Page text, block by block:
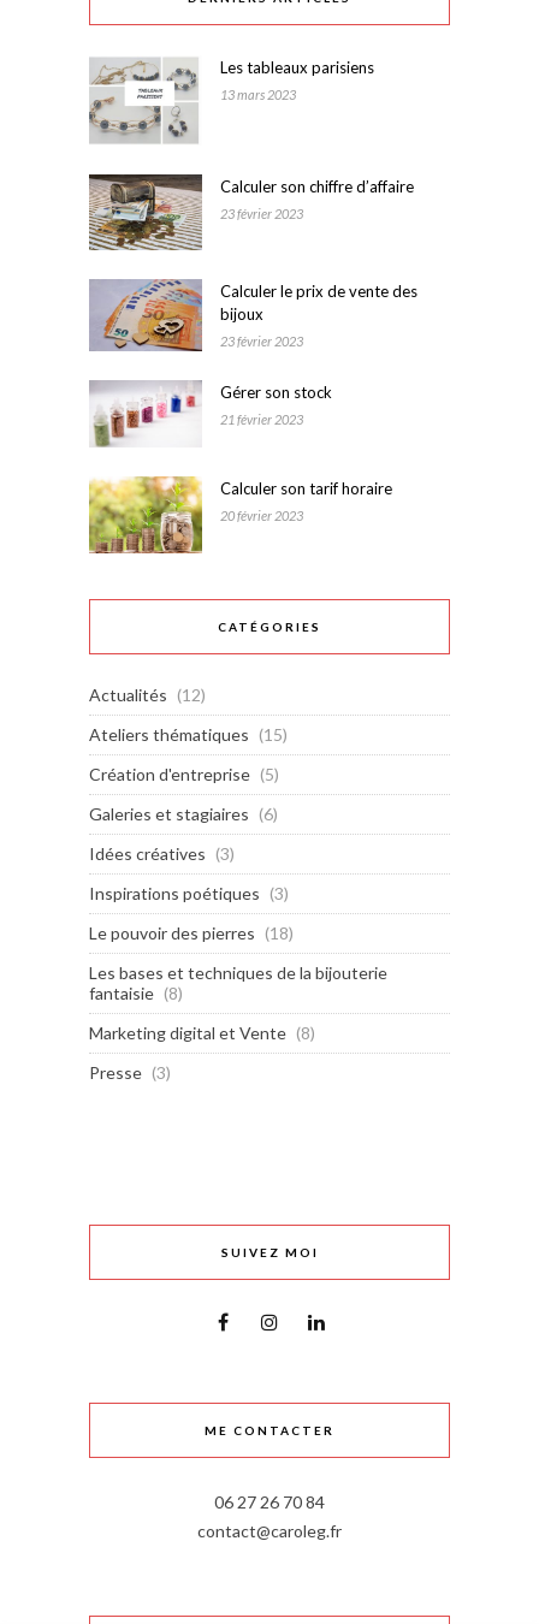
Les tableaux parisiens
13 mars 2023
Calculer son chiffre d’affaire
23 février 2023
Calculer le prix de vente des
bijoux
23 février 2023
Gérer son stock
21 février 2023
Calculer son tarif horaire
20 février 2023
CATÉGORIES
Actualités (12)
Ateliers thématiques (15)
Création d'entreprise (5)
Galeries et stagiaires (6)
Idées créatives (3)
Inspirations poétiques (3)
Le pouvoir des pierres (18)
Les bases et techniques de la bijouterie
fantaisie (8)
Marketing digital et Vente (8)
Presse (3)
SUIVEZ MOI
ME CONTACTER
06 27 26 70 84
contact@caroleg.fr